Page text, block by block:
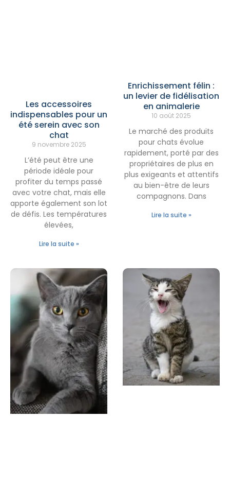
Les accessoires
indispensables pour un
été serein avec son
chat
9 novembre 2025
L’été peut être une
période idéale pour
profiter du temps passé
avec votre chat, mais elle
apporte également son lot
de défis. Les températures
élevées,
Lire la suite »
Enrichissement félin :
un levier de fidélisation
en animalerie
10 août 2025
Le marché des produits
pour chats évolue
rapidement, porté par des
propriétaires de plus en
plus exigeants et attentifs
au bien-être de leurs
compagnons. Dans
Lire la suite »